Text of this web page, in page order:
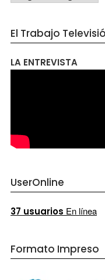
El Trabajo
LA ENTREVISTA
UserOnline
37 usuarios En línea
Formato Impreso